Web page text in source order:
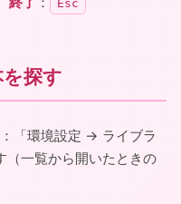
Esc
探す
「環境設定 → ライブラ
一覧から開いたときの